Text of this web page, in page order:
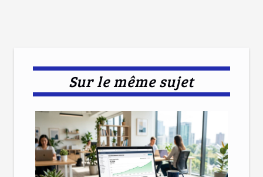
Sur le même sujet